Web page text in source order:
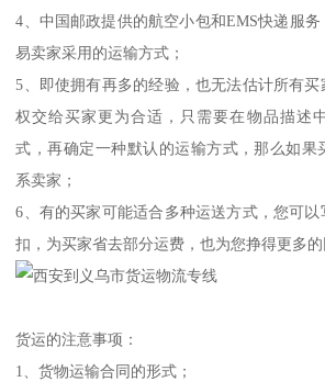
4、中国邮政提供的航空小包和EMS快递服
易卖家采用的运输方式；
5、即使拥有再多的经验，也无法估计所有
权交给买家更为合适，只需要在物品描述
式，再确定一种默认的运输方式，那么如果
系卖家；
6、有的买家可能适合多种运送方式，您可
扣，为买家省去部分运费，也为您挣得更多的
货运的注意事项：
1、货物运输合同的形式；